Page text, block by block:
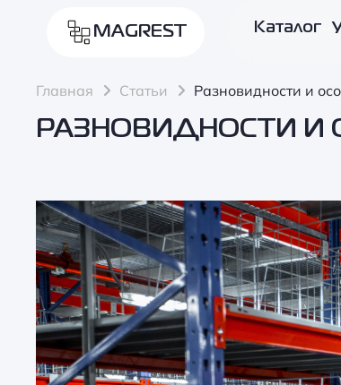
MAGREST Каталог
Главная Статьи Разновидности и
РАЗНОВИДНОСТИ И